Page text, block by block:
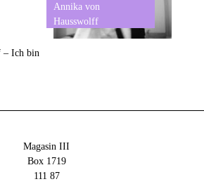
– Ich bin
Annika von
Hausswolff
Magasin III
Box 1719
111 87